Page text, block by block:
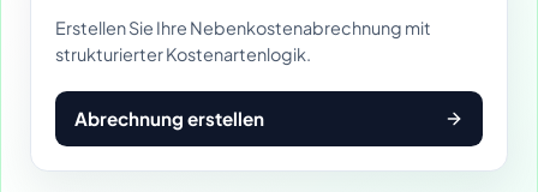
Erstellen Sie Ihre Nebenkostenabrechnung mit
strukturierter Kostenartenlogik.
Abrechnung erstellen